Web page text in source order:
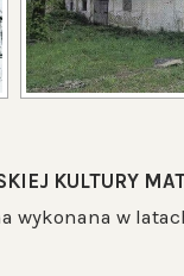
KULTURY
wykonana w